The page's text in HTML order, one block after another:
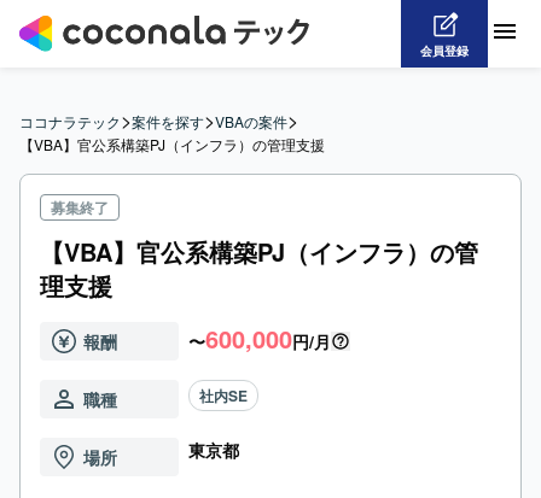
会員登録
ココナラテック>案件を探す>VBAの案件>
【VBA】官公系構築PJ（インフラ）の管理支援
募集終了
【VBA】官公系構築PJ（インフラ）の管
理支援
報酬 〜600,000円/月
職種 社内SE
場所 東京都